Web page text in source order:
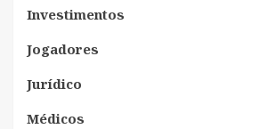
Investimentos
Jogadores
Jurídico
Médicos